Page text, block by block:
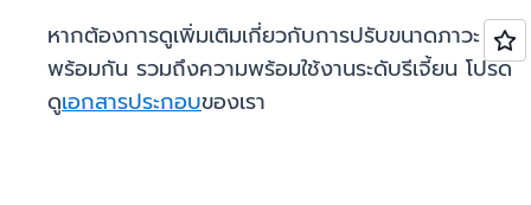
หากต้องการดูเพิ่มเติมเกี่ยวกับการปรับขนาดภาวะ
พร้อมกัน รวมถึงความพร้อมใช้งานระดับรีเจี้ยน โปรด
ดูเอกสารประกอบของเรา